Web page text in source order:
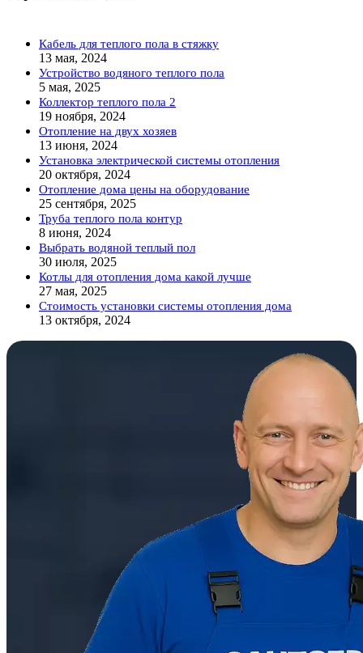
Кабель для теплого пола в стяжку
13 мая, 2024
Устройство водяного теплого пола
5 мая, 2025
Коллектор теплого пола 2
19 ноября, 2024
Отопление на двух хозяев
13 июня, 2024
Установка электрической системы отопления
20 октября, 2024
Отопление дома цены на оборудование
25 сентября, 2025
Труба теплого пола контур
8 июня, 2024
Выбрать водяной теплый пол
30 июля, 2025
Котлы для отопления дома какой лучше
27 мая, 2025
Стоимость установки системы отопления дома
13 октября, 2024